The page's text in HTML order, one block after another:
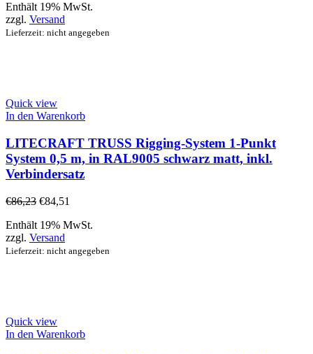
Enthält 19% MwSt.
zzgl. Versand
Lieferzeit: nicht angegeben
Quick view
In den Warenkorb
LITECRAFT TRUSS Rigging-System 1-Punkt
System 0,5 m, in RAL9005 schwarz matt, inkl.
Verbindersatz
€86,23 €84,51
Enthält 19% MwSt.
zzgl. Versand
Lieferzeit: nicht angegeben
Quick view
In den Warenkorb